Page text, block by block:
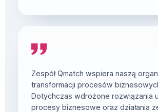
Zespół Qmatch wspiera naszą
transformacji procesów
Dotychczas wdrożone rozwiązania
procesy biznesowe oraz działania